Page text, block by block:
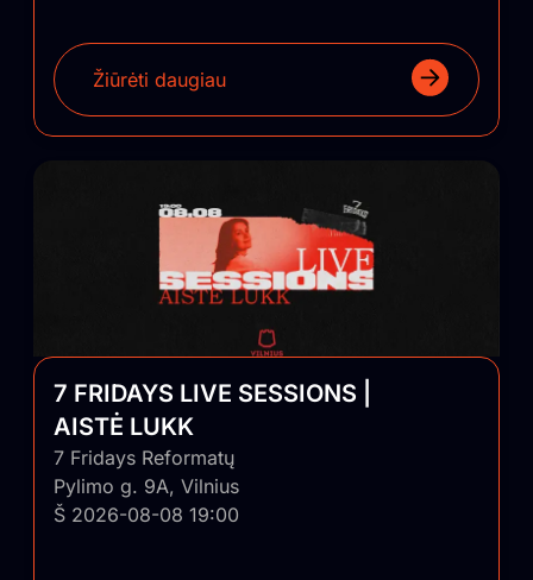
Žiūrėti daugiau
7 FRIDAYS LIVE SESSIONS |
AISTĖ LUKK
7 Fridays Reformatų
Pylimo g. 9A, Vilnius
Š 2026-08-08 19:00